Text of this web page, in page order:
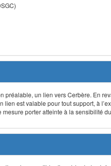
préalable, un lien vers Cerbère. En
lien est valable pour tout support, à
porter atteinte à la sensibilité